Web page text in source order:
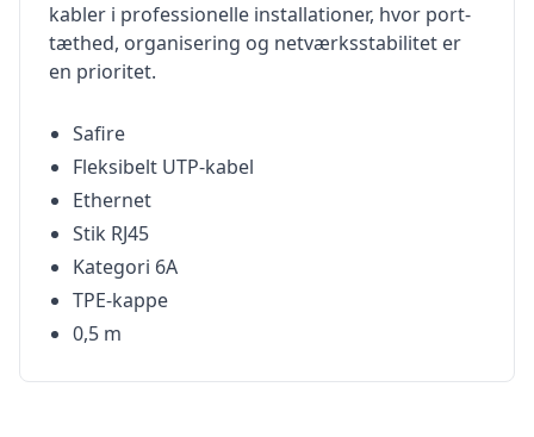
kabler i professionelle installationer, hvor port-
tæthed, organisering og netværksstabilitet er
en prioritet.
Safire
Fleksibelt UTP-kabel
Ethernet
Stik RJ45
Kategori 6A
TPE-kappe
0,5 m